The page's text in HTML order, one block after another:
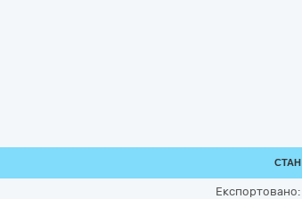
СТАН
Експортовано: